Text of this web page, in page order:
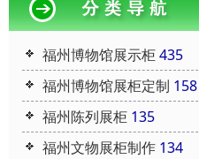
福州博物馆展示柜435
福州博物馆展柜定制 158
福州陈列展柜 135
福州文物展柜制作 134